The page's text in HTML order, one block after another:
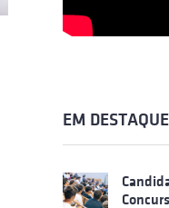
EM DESTAQUE